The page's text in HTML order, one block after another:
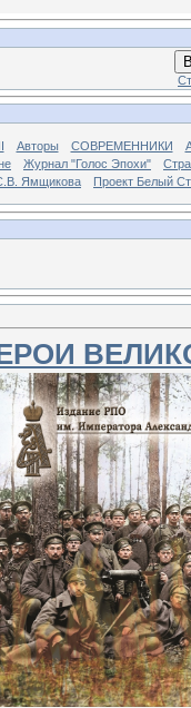
Авторы СОВРЕМЕННИКИ
Журнал "Голос Эпохи"
Ямщикова Проект Белый